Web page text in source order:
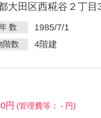
大田区西糀谷２丁目
数 1985/7/1
階数 4階建
円 (管理費等： - 円)